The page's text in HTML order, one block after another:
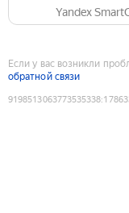
Yandex
Если у вас возникли
обратной связи
9198513063773535338: